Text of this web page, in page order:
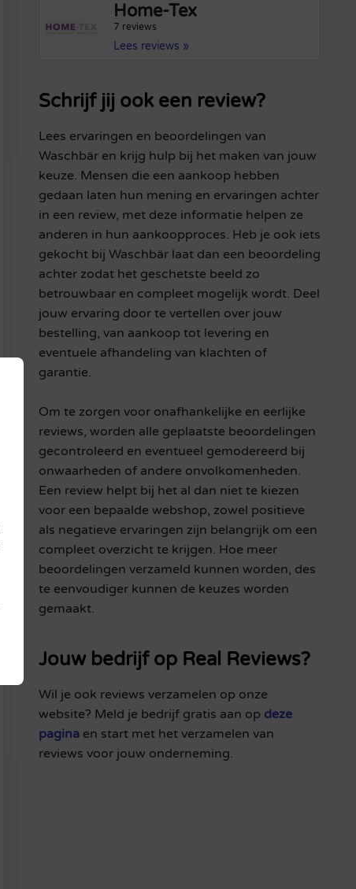
Home-Tex
7 reviews
Lees reviews »
Schrijf jij ook een review?
Lees ervaringen en beoordelingen van
Waschbär en krijg hulp bij het maken van jouw
keuze. Mensen die een aankoop hebben
gedaan laten hun mening en ervaringen achter
in een review, met deze informatie helpen ze
anderen in hun aankoopproces. Heb je ook iets
gekocht bij Waschbär laat dan een beoordeling
achter zodat het geschetste beeld zo
betrouwbaar en compleet mogelijk wordt. Deel
jouw ervaring door te vertellen over jouw
bestelling, van aankoop tot levering en
eventuele afhandeling van klachten of
garantie.
Om te zorgen voor onafhankelijke en eerlijke
reviews, worden alle geplaatste beoordelingen
gecontroleerd en eventueel gemodereerd bij
onwaarheden of andere onvolkomenheden.
Een review helpt bij het al dan niet te kiezen
voor een bepaalde webshop, zowel positieve
als negatieve ervaringen zijn belangrijk om een
compleet overzicht te krijgen. Hoe meer
beoordelingen verzameld kunnen worden, des
te eenvoudiger kunnen de keuzes worden
gemaakt.
Jouw bedrijf op Real Reviews?
Wil je ook reviews verzamelen op onze
website? Meld je bedrijf gratis aan op deze
paginaen start met het verzamelen van
reviews voor jouw onderneming.